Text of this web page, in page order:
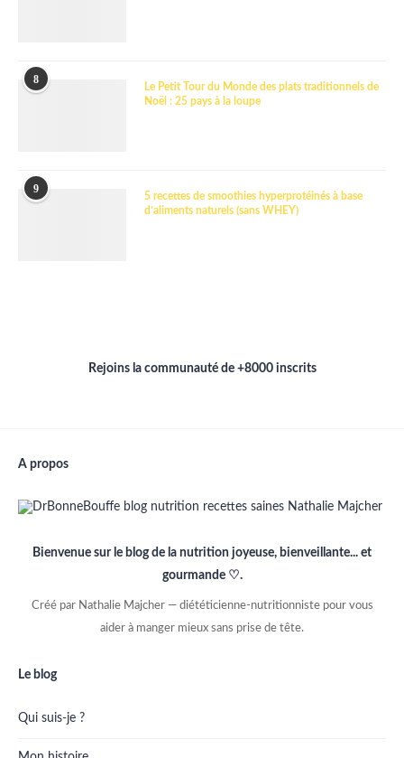
8
Le Petit Tour du Monde des plats traditionnels de
Noël : 25 pays à la loupe
9
5 recettes de smoothies hyperprotéinés à base
d’aliments naturels (sans WHEY)
Rejoins la communauté de +8000 inscrits
A propos
Bienvenue sur le blog de la nutrition joyeuse, bienveillante... et
gourmande ♡.
Créé par Nathalie Majcher — diététicienne-nutritionniste pour vous
aider à manger mieux sans prise de tête.
Le blog
Qui suis-je ?